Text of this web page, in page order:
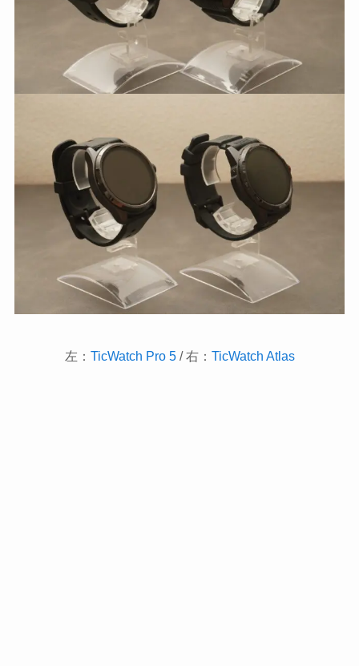
左： TicWatch Pro 5/ 右： TicWatch Atlas